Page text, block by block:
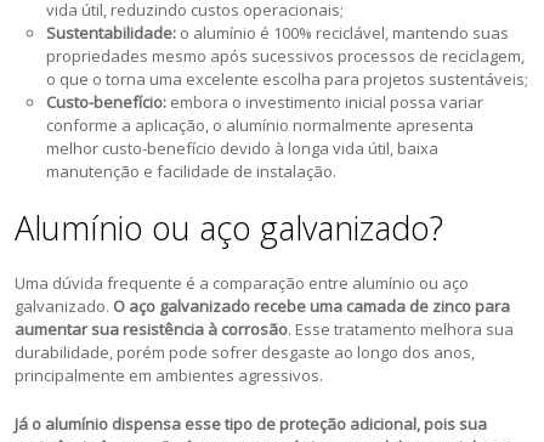
vida útil, reduzindo custos operacionais;
Sustentabilidade: o alumínio é 100% reciclável, mantendo suas
propriedades mesmo após sucessivos processos de reciclagem,
o que o torna uma excelente escolha para projetos sustentáveis;
Custo-benefício: embora o investimento inicial possa variar
conforme a aplicação, o alumínio normalmente apresenta
melhor custo-benefício devido à longa vida útil, baixa
manutenção e facilidade de instalação.
Alumínio ou aço galvanizado?
Uma dúvida frequente é a comparação entre alumínio ou aço
galvanizado. O aço galvanizado recebe uma camada de zinco para
aumentar sua resistência à corrosão. Esse tratamento melhora sua
durabilidade, porém pode sofrer desgaste ao longo dos anos,
principalmente em ambientes agressivos.
Já o alumínio dispensa esse tipo de proteção adicional, pois sua